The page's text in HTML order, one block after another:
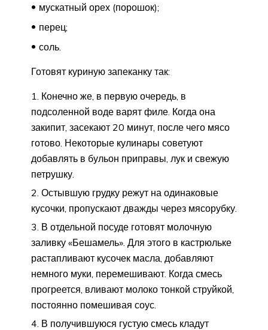
мускатный орех (порошок);
перец;
соль.
Готовят куриную запеканку так:
Конечно же, в первую очередь, в
подсоленной воде варят филе. Когда она
закипит, засекают 20 минут, после чего мясо
готово. Некоторые кулинары советуют
добавлять в бульон приправы, лук и свежую
петрушку.
Остывшую грудку режут на одинаковые
кусочки, пропускают дважды через мясорубку.
В отдельной посуде готовят молочную
заливку «Бешамель». Для этого в кастрюльке
растапливают кусочек масла, добавляют
немного муки, перемешивают. Когда смесь
прогреется, вливают молоко тонкой струйкой,
постоянно помешивая соус.
В получившуюся густую смесь кладут